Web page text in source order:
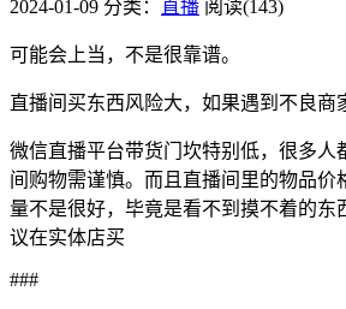
2024-01-09 分类： 直播 阅读(143)
可能会上当，不是很靠谱。
直播间买东西风险大，如果遇到不良商
微信直播平台带货门坎特别低，很多人
间购物需谨慎。而且直播间里的物品价
量不是很好，毕竟是看不到摸不着的东
议在实体店买
###